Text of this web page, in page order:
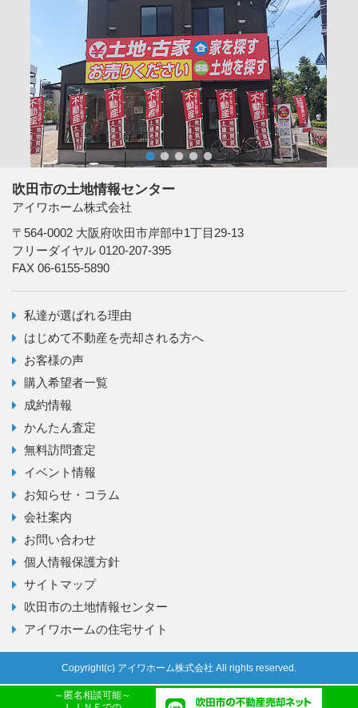
1 2 3 4 5
吹田市の土地情報センター
アイワホーム株式会社
〒564-0002 大阪府吹田市岸部中1丁目29-13
フリーダイヤル 0120-207-395
FAX 06-6155-5890
私達が選ばれる理由
はじめて不動産を売却される方へ
お客様の声
購入希望者一覧
成約情報
かんたん査定
無料訪問査定
イベント情報
お知らせ・コラム
会社案内
お問い合わせ
個人情報保護方針
サイトマップ
吹田市の土地情報センター
アイワホームの住宅サイト
Copyright(c) アイワホーム株式会社 All rights reserved.
～匿名相談可能～